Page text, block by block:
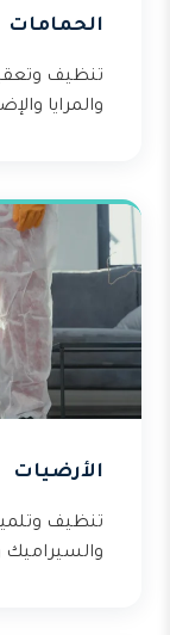
الحمامات
تنظيف
والمرايا
الأرضيات
تنظيف
والسيراميك